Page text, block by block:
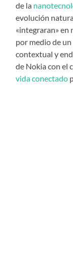
de la
evolución
«integraran» en
por medio de
contextual y
de Nokia con el
vida conectado